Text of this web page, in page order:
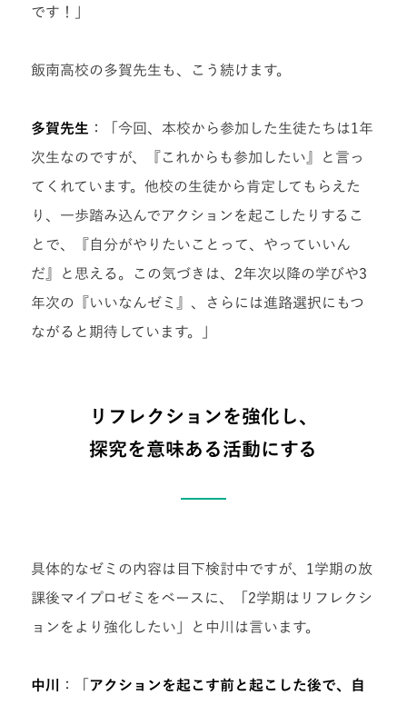
です！」
飯南高校の多賀先生も、こう続けます。
多賀先生 ：「今回、本校から参加した生徒たちは1年
次生なのですが、『これからも参加したい』と言っ
てくれています。他校の生徒から肯定してもらえた
り、一歩踏み込んでアクションを起こしたりするこ
とで、『自分がやりたいことって、やっていいん
だ』と思える。この気づきは、2年次以降の学びや3
年次の『いいなんゼミ』、さらには進路選択にもつ
ながると期待しています。」
リフレクションを強化し、
探究を意味ある活動にする
具体的なゼミの内容は目下検討中ですが、1学期の放
課後マイプロゼミをベースに、「2学期はリフレクシ
ョンをより強化したい」と中川は言います。
中川 ：「 アクションを起こす前と起こした後で、自